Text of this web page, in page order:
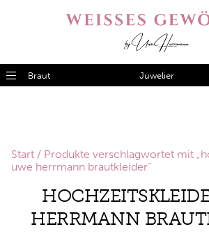
Braut Juwelier
Start / Produkte verschlagwortet mit
uwe herrmann brautkleider“
HERRMANN